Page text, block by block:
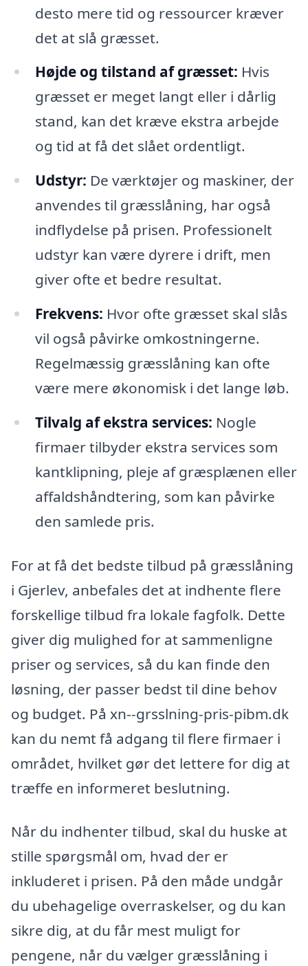
desto mere tid og ressourcer kræver
det at slå græsset.
Højde og tilstand af græsset: Hvis
græsset er meget langt eller i dårlig
stand, kan det kræve ekstra arbejde
og tid at få det slået ordentligt.
Udstyr: De værktøjer og maskiner, der
anvendes til græsslåning, har også
indflydelse på prisen. Professionelt
udstyr kan være dyrere i drift, men
giver ofte et bedre resultat.
Frekvens: Hvor ofte græsset skal slås
vil også påvirke omkostningerne.
Regelmæssig græsslåning kan ofte
være mere økonomisk i det lange løb.
Tilvalg af ekstra services: Nogle
firmaer tilbyder ekstra services som
kantklipning, pleje af græsplænen eller
affaldshåndtering, som kan påvirke
den samlede pris.
For at få det bedste tilbud på græsslåning
i Gjerlev, anbefales det at indhente flere
forskellige tilbud fra lokale fagfolk. Dette
giver dig mulighed for at sammenligne
priser og services, så du kan finde den
løsning, der passer bedst til dine behov
og budget. På xn--grsslning-pris-pibm.dk
kan du nemt få adgang til flere firmaer i
området, hvilket gør det lettere for dig at
træffe en informeret beslutning.
Når du indhenter tilbud, skal du huske at
stille spørgsmål om, hvad der er
inkluderet i prisen. På den måde undgår
du ubehagelige overraskelser, og du kan
sikre dig, at du får mest muligt for
pengene, når du vælger græsslåning i